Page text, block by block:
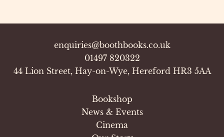
enquiries@boothbooks.co.uk
01497 820322
44 Lion Street, Hay-on-Wye, Hereford HR3 5AA
Bookshop
News & Events
Cinema